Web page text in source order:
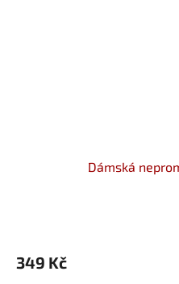
Dámská
349 Kč